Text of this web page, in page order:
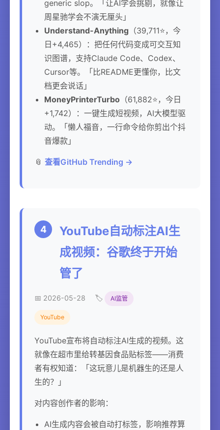
generic slop。「让AI学会挑剔，就像让
周星驰学会不演无厘头」
Understand-Anything （39,711⭐，今
日+4,465）：把任何代码变成可交互知
识图谱，支持Claude Code、Codex、
Cursor等。「比README更懂你，比文
档更会说话」
MoneyPrinterTurbo （61,882⭐，今日
+1,742）：一键生成短视频，AI大模型驱
动。「懒人福音，一行命令给你剪出个抖
音爆款」
📎 查看GitHub Trending →
4
YouTube自动标注AI生
成视频：谷歌终于开始
管了
📅 2026-05-28 🏷️ AI监管
YouTube
YouTube宣布将自动标注AI生成的视频。这
就像在超市里给转基因食品贴标签——消费
者有权知道：「这玩意儿是机器生的还是人
生的？」
对内容创作者的影响：
AI生成内容会被自动打标签，影响推荐算